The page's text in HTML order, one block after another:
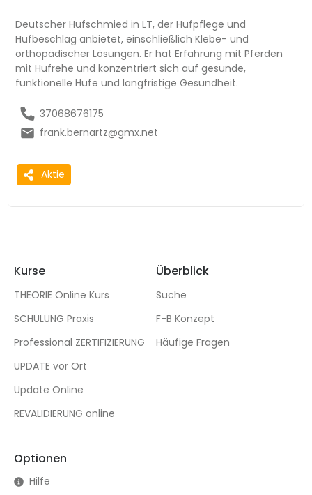
Deutscher Hufschmied in LT, der Hufpflege und
Hufbeschlag anbietet, einschließlich Klebe- und
orthopädischer Lösungen. Er hat Erfahrung mit Pferden
mit Hufrehe und konzentriert sich auf gesunde,
funktionelle Hufe und langfristige Gesundheit.
37068676175
frank.bernartz@gmx.net
Aktie
Kurse
THEORIE Online Kurs
SCHULUNG Praxis
Professional ZERTIFIZIERUNG
UPDATE vor Ort
Update Online
REVALIDIERUNG online
Überblick
Suche
F-B Konzept
Häufige Fragen
Optionen
Hilfe